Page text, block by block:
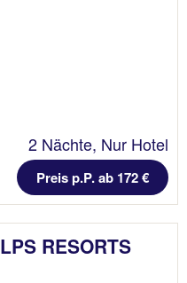
2 Nächte, Nur Hotel
Preis p.P. ab 172 €
RESORTS